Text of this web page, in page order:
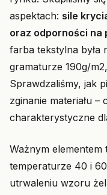
aspektach: sile
oraz odporności na
farba tekstylna była
gramaturze 190g/
Sprawdzaliśmy, jak
zginanie materiału
charakterystyczne
Ważnym elementem
temperaturze 40 i
utrwaleniu wzoru